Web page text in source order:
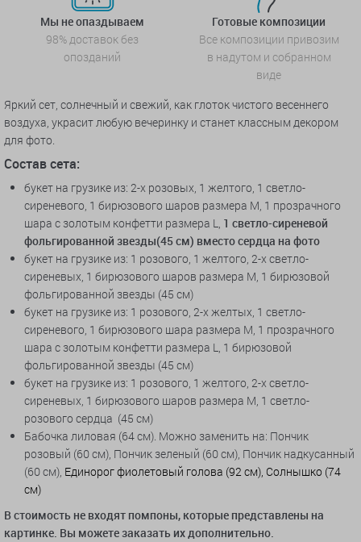
Мы не опаздываем
98% доставок без
опозданий
Готовые композиции
Все композиции привозим
в надутом и собранном
виде
Яркий сет, солнечный и свежий, как глоток чистого весеннего
воздуха, украсит любую вечеринку и станет классным декором
для фото.
Состав сета:
букет на грузике из: 2-х розовых, 1 желтого, 1 светло-
сиреневого, 1 бирюзового шаров размера М, 1 прозрачного
шара с золотым конфетти размера L, 1 светло-сиреневой
фольгированной звезды(45 см) вместо сердца на фото
букет на грузике из: 1 розового, 1 желтого, 2-х светло-
сиреневых, 1 бирюзового шаров размера М, 1 бирюзовой
фольгированной звезды (45 см)
букет на грузике из: 1 розового, 2-х желтых, 1 светло-
сиреневого, 1 бирюзового шара размера М, 1 прозрачного
шара с золотым конфетти размера L, 1 бирюзовой
фольгированной звезды (45 см)
букет на грузике из: 1 розового, 1 желтого, 2-х светло-
сиреневых, 1 бирюзового шаров размера М, 1 светло-
розового сердца (45 см)
Бабочка лиловая (64 см). Можно заменить на: Пончик
розовый (60 см), Пончик зеленый (60 см), Пончик надкусанный
(60 см), Единорог фиолетовый голова (92 см), Солнышко (74
см)
В стоимость не входят помпоны, которые представлены на
картинке. Вы можете заказать их дополнительно.